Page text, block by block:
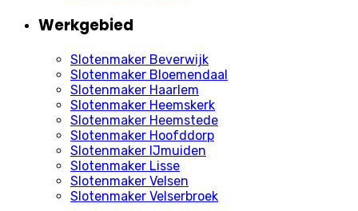
Werkgebied
Slotenmaker Beverwijk
Slotenmaker Bloemendaal
Slotenmaker Haarlem
Slotenmaker Heemskerk
Slotenmaker Heemstede
Slotenmaker Hoofddorp
Slotenmaker IJmuiden
Slotenmaker Lisse
Slotenmaker Velsen
Slotenmaker Velserbroek